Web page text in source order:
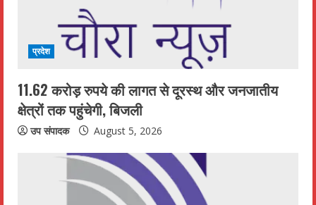
प्रदेश
11.62 करोड़ रुपये की लागत से दूरस्थ और जनजातीय
क्षेत्रों तक पहुंचेगी, बिजली
उप संपादक August 5, 2026